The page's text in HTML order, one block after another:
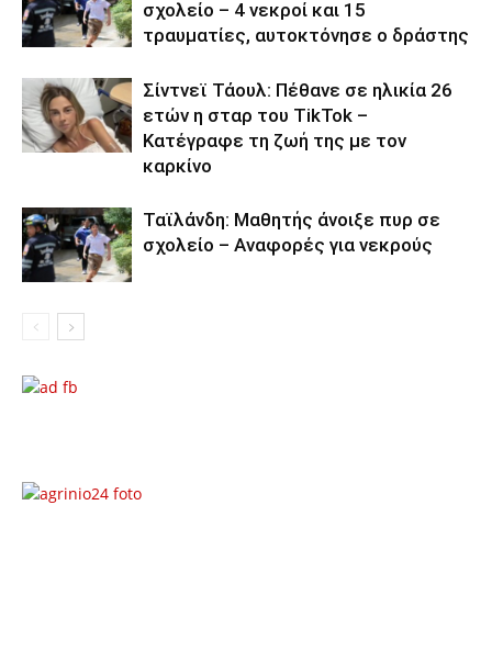
σχολείο – 4 νεκροί και 15
τραυματίες, αυτοκτόνησε ο δράστης
Σίντνεϊ Τάουλ: Πέθανε σε ηλικία 26
ετών η σταρ του TikTok –
Kατέγραφε τη ζωή της με τον
καρκίνο
Ταϊλάνδη: Μαθητής άνοιξε πυρ σε
σχολείο – Αναφορές για νεκρούς